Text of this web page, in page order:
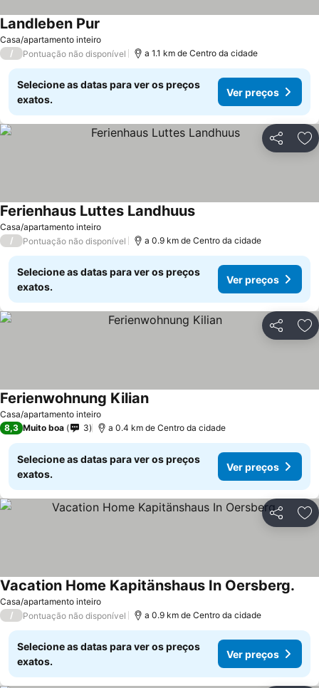
Casa/apartamento inteiro
Landleben Pur
/ Pontuação não disponível a 1.1 km de Centro da cidade
Selecione as datas para ver os preços
exatos.
Ver preços
Partilhar
Casa/apartamento inteiro
Ferienhaus Luttes Landhuus
/ Pontuação não disponível a 0.9 km de Centro da cidade
Selecione as datas para ver os preços
exatos.
Ver preços
Partilhar
Casa/apartamento inteiro
Ferienwohnung Kilian
8,3 Muito boa 3 a 0.4 km de Centro da cidade
Selecione as datas para ver os preços
exatos.
Ver preços
Partilhar
Casa/apartamento inteiro
Vacation Home Kapitänshaus In Oersberg.
/ Pontuação não disponível a 0.9 km de Centro da cidade
Selecione as datas para ver os preços
exatos.
Ver preços